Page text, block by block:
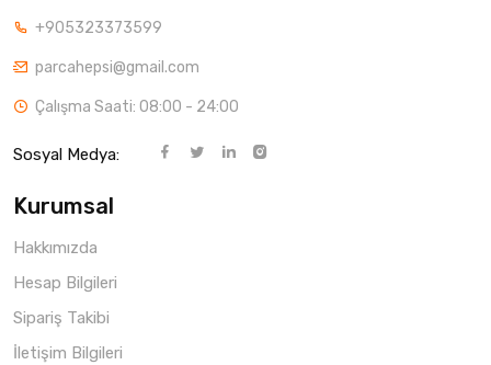
+905323373599
parcahepsi@gmail.com
Çalışma Saati: 08:00 - 24:00
Sosyal Medya:
Kurumsal
Hakkımızda
Hesap Bilgileri
Sipariş Takibi
İletişim Bilgileri